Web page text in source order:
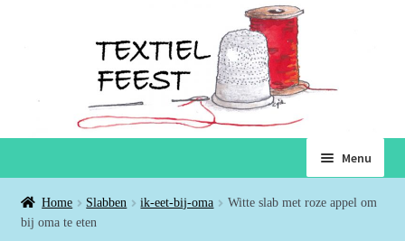
naar
navigatie
de
inhoud
Menu
HomeHome Slabben ik-eet-bij-oma
Witte slab met roze appel om
bij oma te eten